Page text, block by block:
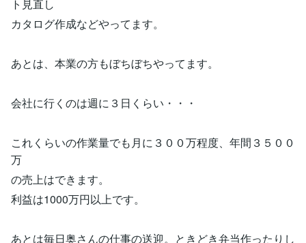
ト見直し
カタログ作成などやってます。
あとは、本業の方もぼちぼちやってます。
会社に行くのは週に３日くらい・・・
これくらいの作業量でも月に３００万程度、年間３５００
万
の売上はできます。
利益は1000万円以上です。
あとは毎日奥さんの仕事の送迎。ときどき弁当作ったりし